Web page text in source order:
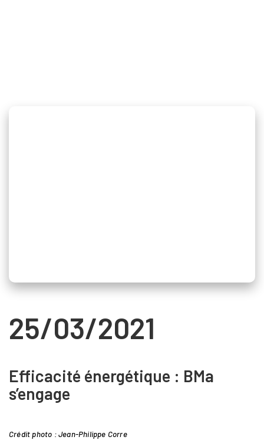
25/03/2021
Efficacité énergétique : BMa
s’engage
Crédit photo : Jean-Philippe Corre